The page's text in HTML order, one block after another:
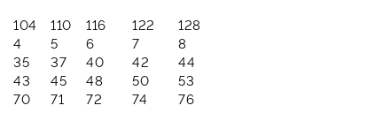
104 110 116 122
128
4 5 6 7
8
35 37 40 42
44
43 45 48 50
53
70 71 72 74
76